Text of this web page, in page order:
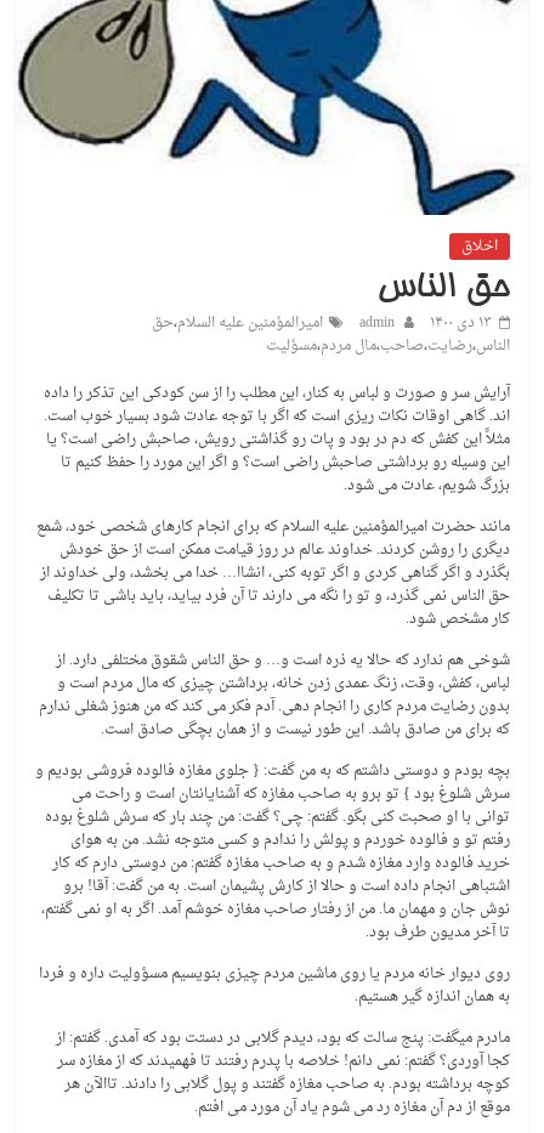
اخلاق
حق الناس
۱۳ دی ۱۴۰۰ admin امیرالمؤمنین علیه السلام،حق
الناس،رضایت،صاحب،مال مردم،مسؤلیت
آرایش سر و صورت و لباس به کنار، این مطلب را از سن کودکی این تذکر را داده
اند. گاهی اوقات نکات ریزی است که اگر با توجه عادت شود بسیار خوب است.
مثلاً این کفش که دم در بود و پات رو گذاشتی رویش، صاحبش راضی است؟ یا
این وسیله رو برداشتی صاحبش راضی است؟ و اگر این مورد را حفظ کنیم تا
بزرگ شویم، عادت می شود.
مانند حضرت امیرالمؤمنین علیه السلام که برای انجام کارهای شخصی خود، شمع
دیگری را روشن کردند. خداوند عالم در روز قیامت ممکن است از حق خودش
بگذرد و اگر گناهی کردی و اگر توبه کنی، انشاا… خدا می بخشد، ولی خداوند از
حق الناس نمی گذرد، و تو را نگه می دارند تا آن فرد بیاید، باید باشی تا تکلیف
کار مشخص شود.
شوخی هم ندارد که حالا یه ذره است و… و حق الناس شقوق مختلفی دارد. از
لباس، کفش، وقت، زنگ عمدی زدن خانه، برداشتن چیزی که مال مردم است و
بدون رضایت مردم کاری را انجام دهی. آدم فکر می کند که من هنوز شغلی ندارم
که برای من صادق باشد. این طور نیست و از همان بچگی صادق است.
بچه بودم و دوستی داشتم که به من گفت: { جلوی مغازه فالوده فروشی بودیم و
سرش شلوغ بود } تو برو به صاحب مغازه که آشنایانتان است و راحت می
توانی با او صحبت کنی بگو. گفتم: چی؟ گفت: من چند بار که سرش شلوغ بوده
رفتم تو و فالوده خوردم و پولش را ندادم و کسی متوجه نشد. من به هوای
خرید فالوده وارد مغازه شدم و به صاحب مغازه گفتم: من دوستی دارم که کار
اشتباهی انجام داده است و حالا از کارش پشیمان است. به من گفت: آقا! برو
نوش جان و مهمان ما. من از رفتار صاحب مغازه خوشم آمد. اگر به او نمی گفتم،
تا آخر مدیون طرف بود.
روی دیوار خانه مردم یا روی ماشین مردم چیزی بنویسیم مسؤولیت داره و فردا
به همان اندازه گیر هستیم.
مادرم میگفت: پنج سالت که بود، دیدم گلابی در دستت بود که آمدی. گفتم: از
کجا آوردی؟ گفتم: نمی دانم! خلاصه با پدرم رفتند تا فهمیدند که از مغازه سر
کوچه برداشته بودم. به صاحب مغازه گفتند و پول گلابی را دادند. تاالآن هر
موقع از دم آن مغازه رد می شوم یاد آن مورد می افتم.